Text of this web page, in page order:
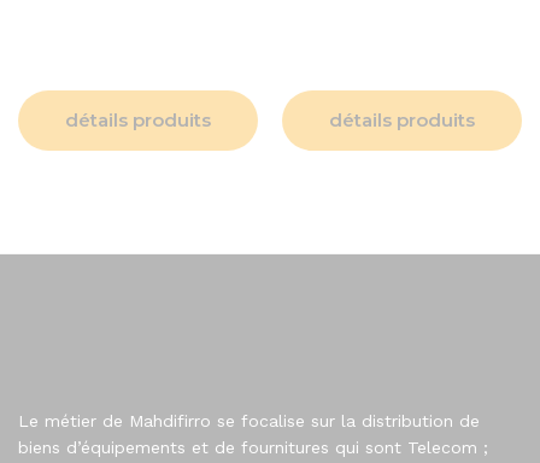
détails produits détails produits
Le métier de Mahdifirro se focalise sur la distribution de
biens d’équipements et de fournitures qui sont Telecom ;